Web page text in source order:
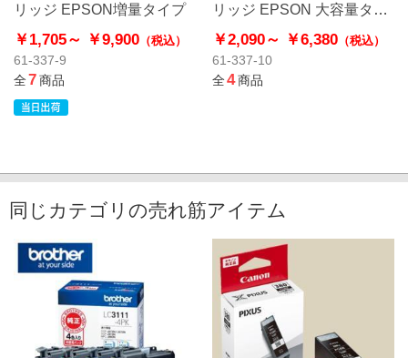
リッジ EPSON増量タイプ
￥1,705～ ￥9,900 （税込）
61-337-9
全7商品
リッジ EPSON 大容量タイ
プ
￥2,090～ ￥6,380（税込）
61-337-10
全4商品
同じカテゴリの売れ筋アイテム